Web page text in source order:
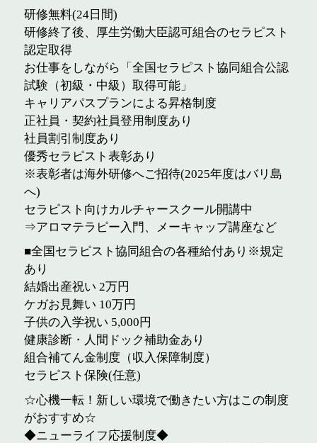
研修無料(24日間)
研修終了後、厚生労働大臣認可組合のセラピスト
認定取得
お仕事をしながら「全国セラピスト協同組合公認
試験（初級・中級）取得可能」
キャリアパスプランによる昇格制度
正社員・契約社員登用制度あり
社員割引制度あり
優秀セラピスト表彰あり
※表彰者は海外研修へご招待(2025年度はバリ島
へ)
セラピスト向けカルチャースクール開講中
⇒アロマテラピー入門、メーキャップ講座など
■全国セラピスト協同組合の各種給付あり※規定
あり
結婚出産祝い 2万円
ケガお見舞い 10万円
子供の入学祝い 5,000円
健康診断・人間ドック補助金あり
組合補てん金制度（収入保障制度）
セラピスト保険(任意)
☆心機一転！新しい環境で働きたい方はこの制度
がおすすめ☆
◆ニューライフ応援制度◆